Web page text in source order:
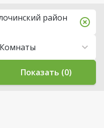
Комнаты
район
Показать (0)